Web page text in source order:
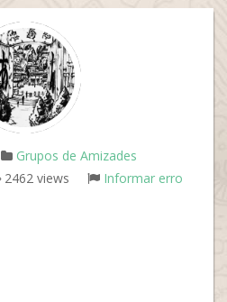
Grupos de Amizades
2462 views Informar erro